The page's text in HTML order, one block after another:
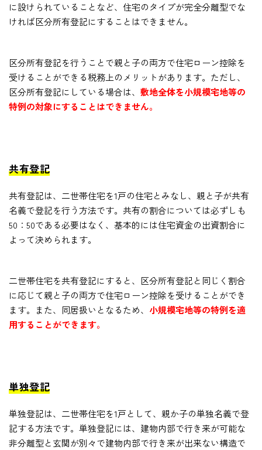
に設けられていることなど、住宅のタイプが完全分離型でな
ければ区分所有登記にすることはできません。
区分所有登記を行うことで親と子の両方で住宅ローン控除を
受けることができる税務上のメリットがあります。ただし、
区分所有登記にしている場合は、 敷地全体を小規模宅地等の
特例の対象にすることはできません。
共有登記
共有登記は、二世帯住宅を1戸の住宅とみなし、親と子が共有
名義で登記を行う方法です。共有の割合については必ずしも
50：50である必要はなく、基本的には住宅資金の出資割合に
よって決められます。
二世帯住宅を共有登記にすると、区分所有登記と同じく割合
に応じて親と子の両方で住宅ローン控除を受けることができ
ます。また、同居扱いとなるため、 小規模宅地等の特例を適
用することができます。
単独登記
単独登記は、二世帯住宅を1戸として、親か子の単独名義で登
記する方法です。単独登記には、建物内部で行き来が可能な
非分離型と玄関が別々で建物内部で行き来が出来ない構造で